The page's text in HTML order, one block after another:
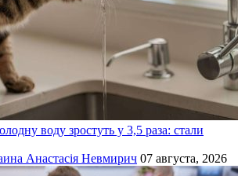
воду зростуть у 3,5 раза: стали
Анастасія Невмирич 07 августа, 2026